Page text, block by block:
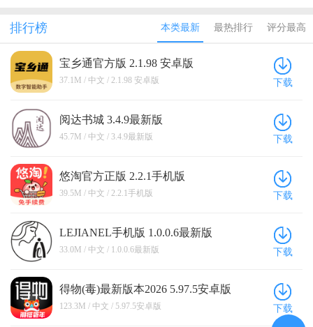
排行榜 本类最新 最热排行 评分最高
宝乡通官方版 2.1.98 安卓版
37.1M / 中文 / 2.1.98 安卓版 下载
阅达书城 3.4.9最新版
45.7M / 中文 / 3.4.9最新版 下载
悠淘官方正版 2.2.1手机版
39.5M / 中文 / 2.2.1手机版 下载
LEJIANEL手机版 1.0.0.6最新版
33.0M / 中文 / 1.0.0.6最新版 下载
得物(毒)最新版本2026 5.97.5安卓版
123.3M / 中文 / 5.97.5安卓版 下载